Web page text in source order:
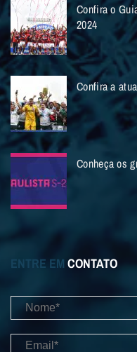
Confira o
2024
Confira a
Conheça os
ENTRE EM CONTATO